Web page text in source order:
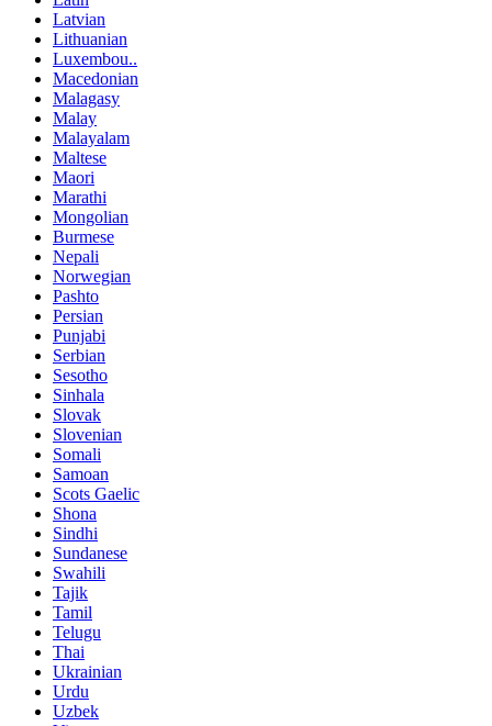
Latvian
Lithuanian
Luxembou..
Macedonian
Malagasy
Malay
Malayalam
Maltese
Maori
Marathi
Mongolian
Burmese
Nepali
Norwegian
Pashto
Persian
Punjabi
Serbian
Sesotho
Sinhala
Slovak
Slovenian
Somali
Samoan
Scots Gaelic
Shona
Sindhi
Sundanese
Swahili
Tajik
Tamil
Telugu
Thai
Ukrainian
Urdu
Uzbek